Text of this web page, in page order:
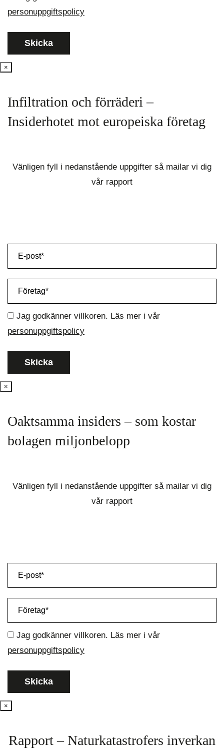
personuppgiftspolicy
×
Infiltration och förräderi –
Insiderhotet mot europeiska företag
Vänligen fyll i nedanstående uppgifter så mailar vi dig
vår rapport
Jag godkänner villkoren. Läs mer i vår
personuppgiftspolicy
×
Oaktsamma insiders – som kostar
bolagen miljonbelopp
Vänligen fyll i nedanstående uppgifter så mailar vi dig
vår rapport
Jag godkänner villkoren. Läs mer i vår
personuppgiftspolicy
×
Rapport – Naturkatastrofers inverkan